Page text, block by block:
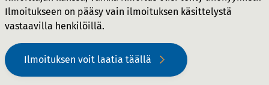
Ilmoitukseen on pääsy vain ilmoituksen käsittelystä
vastaavilla henkilöillä.
Ilmoituksen voit laatia täällä